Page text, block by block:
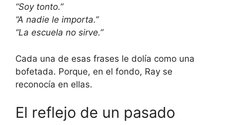
“Soy tonto.”
“A nadie le importa.”
“La escuela no sirve.”
Cada una de esas frases le dolía como una
bofetada. Porque, en el fondo, Ray se
reconocía en ellas.
El reflejo de un pasado